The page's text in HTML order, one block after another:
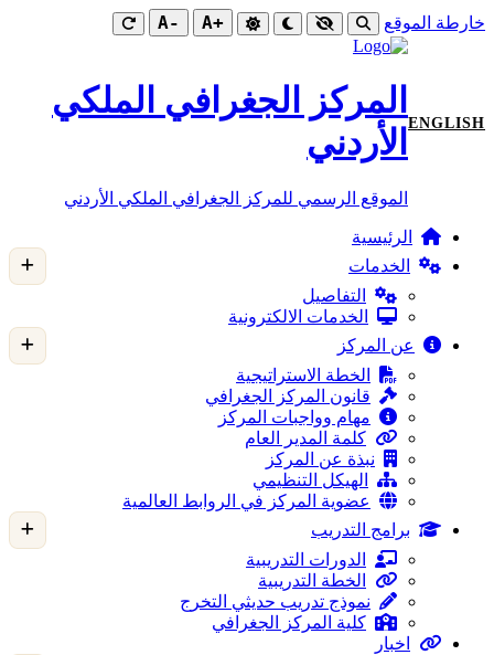
خارطة الموقع +A
-A
ENGLISH
المركز الجغرافي الملكي
الأردني
الموقع الرسمي للمركز الجغرافي الملكي الأردني
الرئيسية
الخدمات
التفاصيل
الخدمات الالكترونية
عن المركز
الخطة الاستراتيجية
قانون المركز الجغرافي
مهام وواجبات المركز
كلمة المدير العام
نبذة عن المركز
الهيكل التنظيمي
عضوية المركز في الروابط العالمية
برامج التدريب
الدورات التدريبية
الخطة التدريبية
نموذج تدريب حديثي التخرج
كلية المركز الجغرافي
اخبار